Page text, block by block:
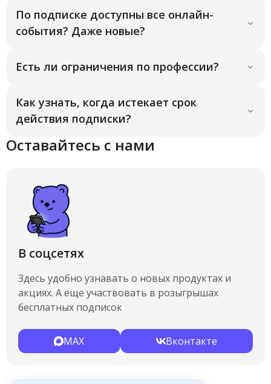
По подписке доступны все онлайн-
события? Даже новые?
Есть ли ограничения по профессии?
Как узнать, когда истекает срок
действия подписки?
Оставайтесь с нами
В соцсетях
Здесь удобно узнавать о новых продуктах и
акциях. А еще участвовать в розыгрышах
бесплатных подписок
MAX Вконтакте